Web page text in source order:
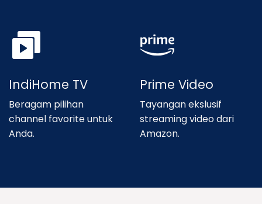
IndiHome TV
Beragam pilihan
channel favorite untuk
Anda.
Prime Video
Tayangan ekslusif
streaming video dari
Amazon.